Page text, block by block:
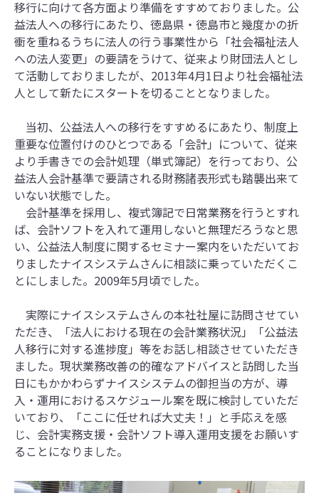
移行に向けて各方面より準備をすすめておりました。公
益法人への移行にあたり、徳島県・徳島市と幾度かの折
衝を重ねるうちに法人の行う事業性から「社会福祉法人
への法人変更」の要請をうけて、従来より財団法人とし
て活動しておりましたが、2013年4月1日より社会福祉法
人として新たにスタートを切ることとなりました。
当初、公益法人への移行をすすめるにあたり、制度上
重要な位置付けのひとつである「会計」について、従来
より手書きでの会計処理（単式簿記）を行っており、公
益法人会計基準で要請される財務諸表形式も踏襲出来て
いない状態でした。
会計基準を採用し、複式簿記で日常業務を行うとすれ
ば、会計ソフトを入れて運用しないと無理だろうなと思
い、公益法人制度に関するセミナー案内をいただいてお
りましたナイスシステムさんに相談に乗っていただくこ
とにしました。2009年5月頃でした。
実際にナイスシステムさんの本社社屋に訪問させてい
ただき、「法人における現在の会計業務状況」「公益法
人移行に対する進捗度」等をお話し相談させていただき
ました。現状業務改善の的確なアドバイスと訪問した当
日にもかかわらずナイスシステムの御担当の方が、導
入・運用におけるスケジュール案を既に検討していただ
いており、「ここに任せれば大丈夫！」と手応えを感
じ、会計実務支援・会計ソフト導入運用支援をお願いす
ることになりました。